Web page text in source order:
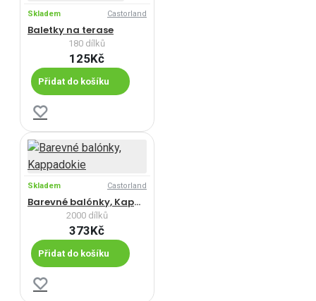
Skladem Castorland
Baletky na terase
180 dílků
125Kč
Přidat do košíku
Skladem Castorland
Barevné balónky, Kappadokie
2000 dílků
373Kč
Přidat do košíku